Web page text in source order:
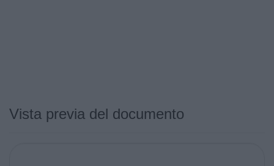
Vista previa del documento